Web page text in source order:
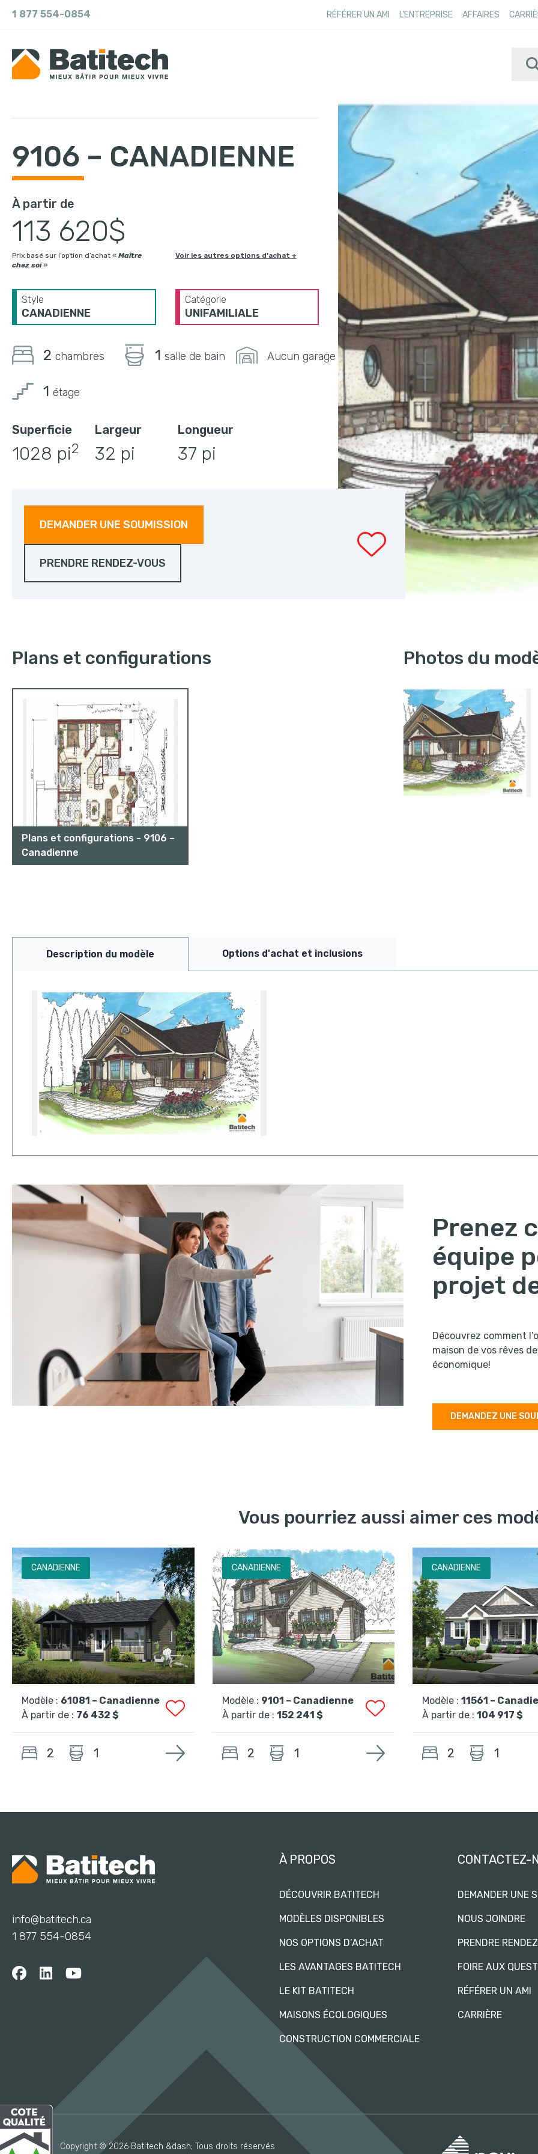
1 877 554-0854 RÉFÉRER UN AMI L’ENTREPRISE AFFAIRES
9106 – CANADIENNE
À partir de
113 620$
Prix basé sur l’option d’achat « Maître
chez soi»
Voir les autres options d’achat +
Style
CANADIENNE
Catégorie
UNIFAMILIALE
2 chambres 1salle de bain Aucun garage
1 étage
Superficie
1028 pi2
Largeur
32 pi
Longueur
37 pi
DEMANDER UNE SOUMISSION
PRENDRE RENDEZ-VOUS
Plans et configurations
Plans et configurations - 9106 –
Canadienne
Photos du
Description du modèle Options d'achat et inclusions
Prenez
équipe
projet
Découvrez comment
maison de vos rêves
économique!
DEMANDEZ UNE
Vous pourriez aussi aimer ces
CANADIENNE
Modèle : 61081 – Canadienne
À partir de : 76 432 $
2 1
CANADIENNE
Modèle : 9101 – Canadienne
À partir de : 152 241 $
2 1
CANADIENNE
Modèle : 11561 –
À partir de : 104 917 $
2 1
info@batitech.ca
1 877 554-0854
À PROPOS
DÉCOUVRIR BATITECH
MODÈLES DISPONIBLES
NOS OPTIONS D’ACHAT
LES AVANTAGES BATITECH
LE KIT BATITECH
MAISONS ÉCOLOGIQUES
CONSTRUCTION COMMERCIALE
CONTACTEZ-
DEMANDER UNE
NOUS JOINDRE
PRENDRE
FOIRE AUX
RÉFÉRER UN AMI
CARRIÈRE
Copyright © 2026 Batitech &dash; Tous droits réservés